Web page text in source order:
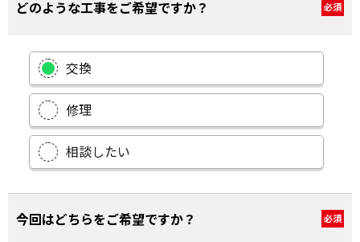
どのような工事をご希望ですか？ 必須
交換
修理
相談したい
今回はどちらをご希望ですか？ 必須